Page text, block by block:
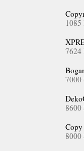
1085
7624
7000
8600
Copy
8000